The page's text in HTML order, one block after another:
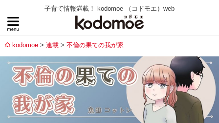
子育て情報満載！ kodomoe （コドモエ）web
kodomoe 連載 不倫の果ての我が家